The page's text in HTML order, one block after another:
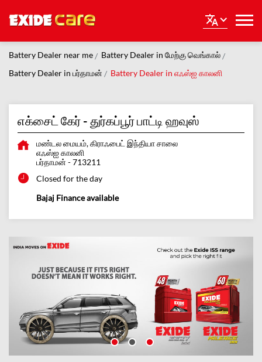
Battery Dealer near me
Battery Dealer in மேற்கு வெங்கால்
Battery Dealer in பர்தாமன்
Battery Dealer in எஃஸ்ஐ காலனி
எக்சைட் கேர் - துர்கப்பூர் பாட்டி ஹவுஸ்
மண்டல மையம், கிராஃபைட் இந்தியா சாலை
எஃஸ்ஐ காலனி
பர்தாமன் -713211
Closed for the day
Bajaj Finance available